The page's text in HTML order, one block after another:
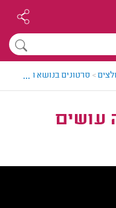
> סרטונים בנושא תיקון
...
עושים